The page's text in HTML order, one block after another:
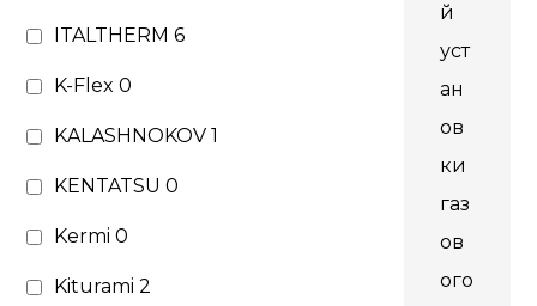
ITALTHERM6
K-Flex0
KALASHNOKOV1
KENTATSU0
Kermi0
Kiturami2
й
уст
ан
ов
ки
газ
ов
ого